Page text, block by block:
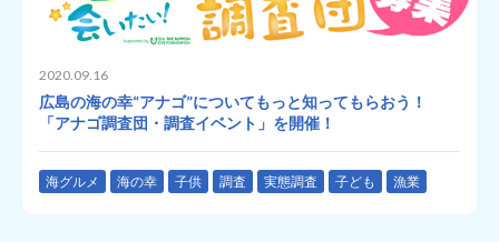
2020.09.16
広島の海の幸“アナゴ”についてもっと知ってもらおう！
「アナゴ調査団・調査イベント」を開催！
海グルメ 海の幸 子供 調査 実態調査 子ども 漁業